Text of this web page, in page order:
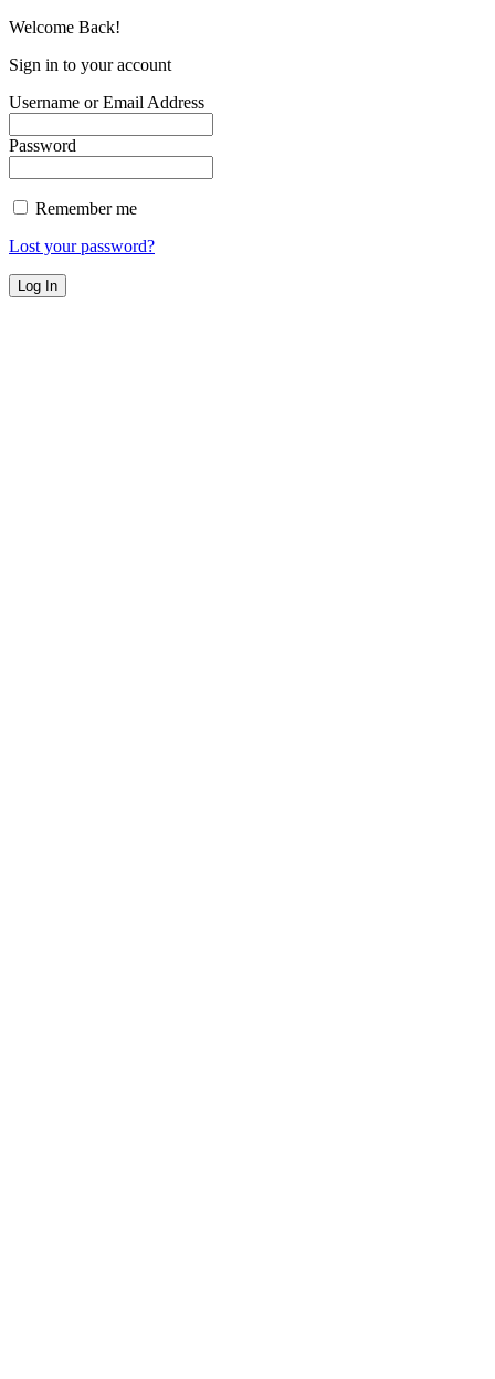
Welcome Back!
Sign in to your account
Username or Email Address
Password
Remember me
Lost your password?